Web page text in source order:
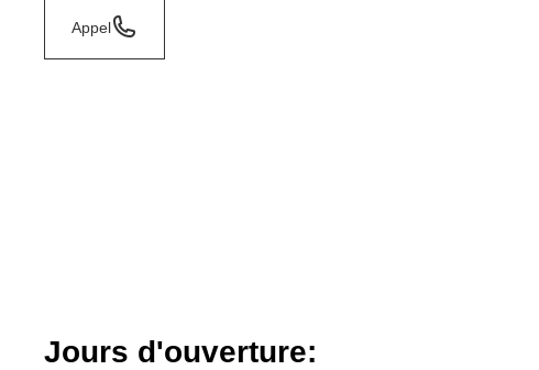
Appel
Jours d'ouverture: